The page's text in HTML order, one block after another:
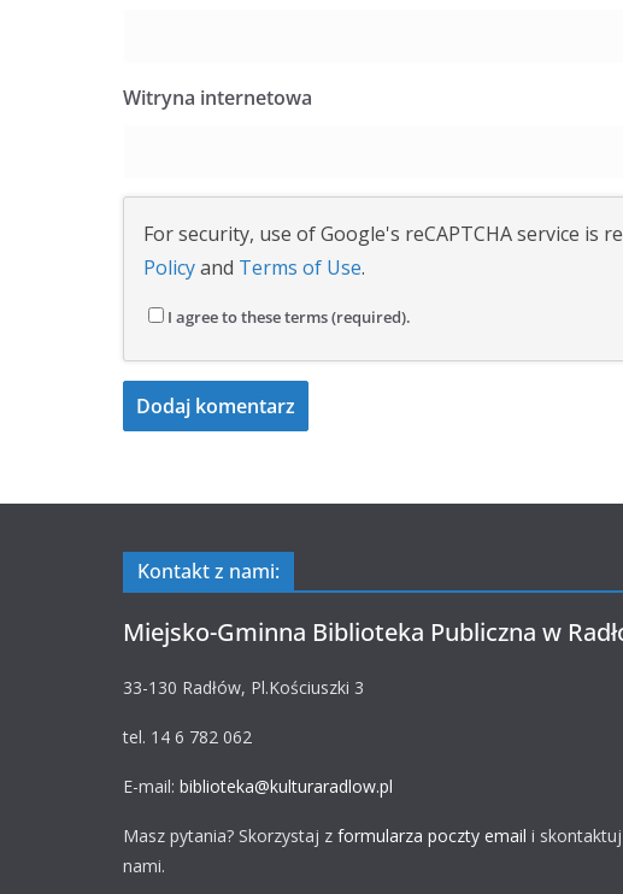
Witryna internetowa
For security, use of Google's reCAPTCHA service is
Policyand Terms of Use.
I agree to these terms (required).
Kontakt z nami:
Miejsko-Gminna Biblioteka Publiczna w
33-130 Radłów, Pl.Kościuszki 3
tel. 14 6 782 062
E-mail: biblioteka@kulturaradlow.pl
Masz pytania? Skorzystaj z formularza poczty email i
nami.